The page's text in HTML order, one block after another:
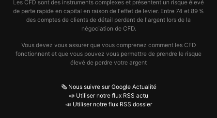
Les CFD sont des instruments complexes et présentent un risque élevé
de perte rapide en capital en raison de l'effet de levier. Entre 74 et 89 %
des comptes de clients de détail perdent de l'argent lors de la
négociation de CFD.
Vous devez vous assurer que vous comprenez comment les CFD
fonctionnent et que vous pouvez vous permettre de prendre le risque
élevé de perdre votre argent
🗞️ Nous suivre sur Google Actualité
📣 Utiliser notre flux RSS actu
📣 Utiliser notre flux RSS dossier